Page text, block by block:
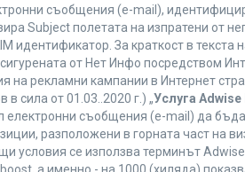
съобщения (e-mail),
Subject полетата на изпратени
идентификатор. За краткост в текста
от Нет Инфо посредством
на рекламни кампании в Интернет
в сила от 01.03..2020 г.) „Услуга
електронни съобщения (e-mail) да
разположени в горната част на
условия се използва терминът
а именно - на 1000 (хиляда)